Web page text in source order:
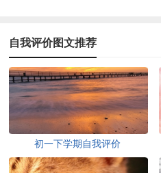
自我评价图文推荐
初一下学期自我评价